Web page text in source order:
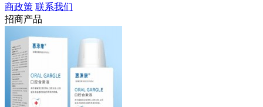
商政策 联系我们
招商产品